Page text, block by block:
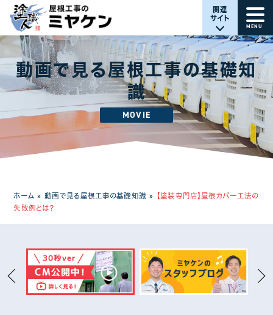
関連
サイト
MENU
動画で見る屋根工事の基礎知
識
MOVIE
ホーム »動画で見る屋根工事の基礎知識 »
【塗装専門店】屋根カバー工法の
失敗例とは？